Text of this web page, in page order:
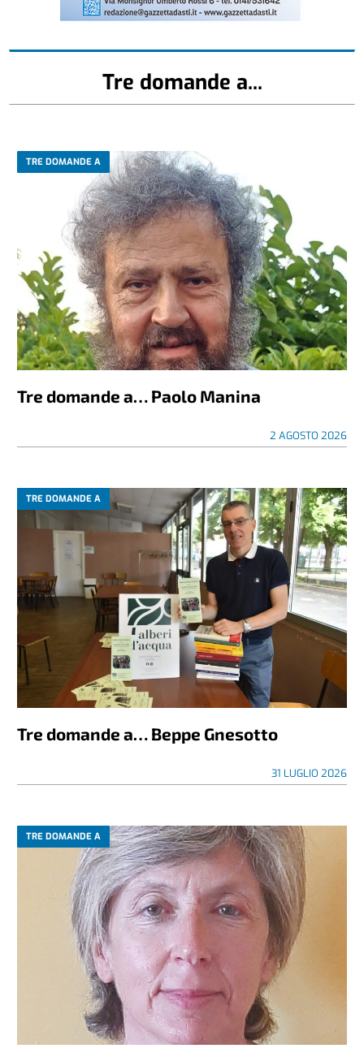
Tre domande a...
TRE DOMANDE A
Tre domande a… Paolo Manina
2 AGOSTO 2026
TRE DOMANDE A
Tre domande a… Beppe Gnesotto
31 LUGLIO 2026
TRE DOMANDE A